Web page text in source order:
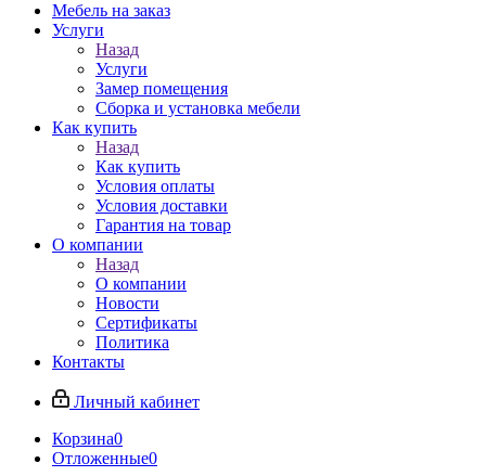
Мебель на заказ
Услуги
Назад
Услуги
Замер помещения
Сборка и установка мебели
Как купить
Назад
Как купить
Условия оплаты
Условия доставки
Гарантия на товар
О компании
Назад
О компании
Новости
Сертификаты
Политика
Контакты
Личный кабинет
Корзина0
Отложенные0